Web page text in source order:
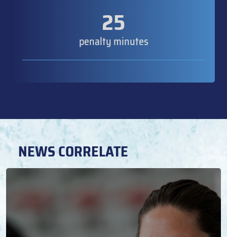
25
penalty minutes
NEWS CORRELATE